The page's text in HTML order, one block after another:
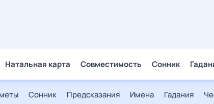
Натальная карта Совместимость Сонник
Сонник Предсказания Имена Гадания